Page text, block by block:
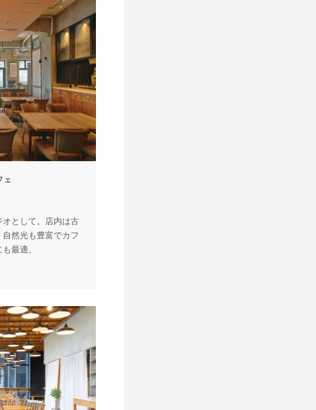
ェ
として。店内は古
然光も豊富でカフ
最適。